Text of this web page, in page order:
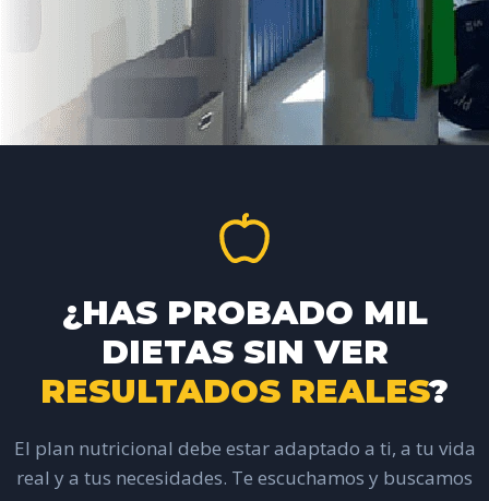
¿HAS PROBADO MIL
DIETAS SIN VER
RESULTADOS REALES?
El plan nutricional debe estar adaptado a ti, a tu vida
real y a tus necesidades. Te escuchamos y buscamos